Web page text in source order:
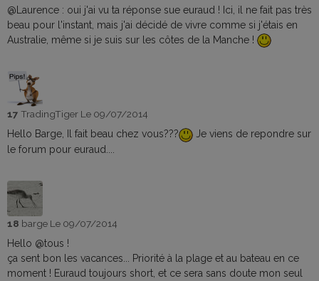
@Laurence : oui j'ai vu ta réponse sue euraud ! Ici, il ne fait pas très
beau pour l'instant, mais j'ai décidé de vivre comme si j'étais en
Australie, même si je suis sur les côtes de la Manche !
17 TradingTiger Le 09/07/2014
Hello Barge, Il fait beau chez vous???
Je viens de repondre sur
le forum pour euraud....
18 barge Le 09/07/2014
Hello @tous !
ça sent bon les vacances... Priorité à la plage et au bateau en ce
moment ! Euraud toujours short, et ce sera sans doute mon seul